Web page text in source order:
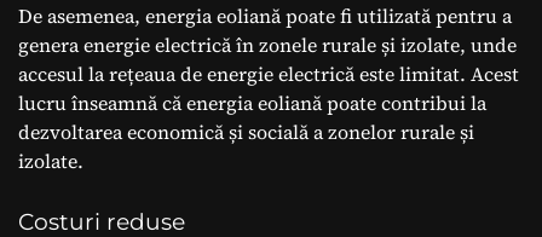
De asemenea, energia eoliană poate fi utilizată pentru a
genera energie electrică în zonele rurale și izolate, unde
accesul la rețeaua de energie electrică este limitat. Acest
lucru înseamnă că energia eoliană poate contribui la
dezvoltarea economică și socială a zonelor rurale și
izolate.
Costuri reduse